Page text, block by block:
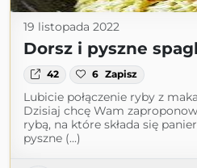
19 listopada 2022
Dorsz i pyszne
42 6 Zapisz
Lubicie połączenie ryby z
Dzisiaj chcę Wam
rybą, na które składa się
pyszne (...)